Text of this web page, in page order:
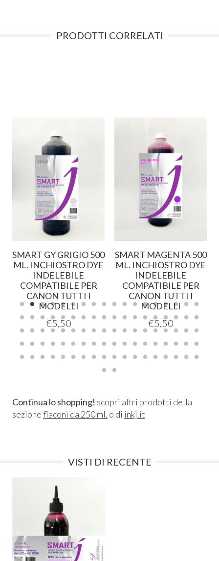
PRODOTTI CORRELATI
SMART GY GRIGIO 500
ML. INCHIOSTRO DYE
INDELEBILE
COMPATIBILE PER
CANON TUTTI I
MODELLI
€5,50
SMART MAGENTA 500
ML. INCHIOSTRO DYE
INDELEBILE
COMPATIBILE PER
CANON TUTTI I
MODELLI
€5,50
Continua lo shopping! scopri altri prodotti della
sezioneflaconi da 250 ml. o di inkj.it
VISTI DI RECENTE